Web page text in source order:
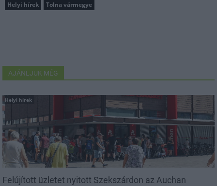
Helyi hírek Tolna vármegye
AJÁNLJUK MÉG
Helyi hírek
Felújított üzletet nyitott Szekszárdon az Auchan